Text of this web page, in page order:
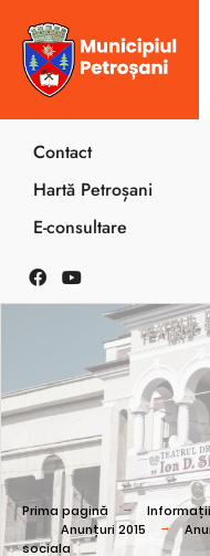
Contact
Hartă Petroșani
E-consultare
Prima pagină Informații
Anunțuri 2015
sociala